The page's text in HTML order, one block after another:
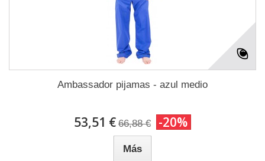
Ambassador pijamas - azul medio
53,51 € 66,88 € -20%
Más